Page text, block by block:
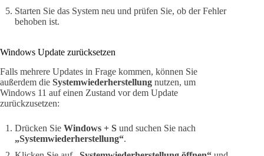
Starten Sie das System neu und prüfen Sie, ob der Fehler
behoben ist.
Windows Update zurücksetzen
Falls mehrere Updates in Frage kommen, können Sie
außerdem die Systemwiederherstellung nutzen, um
Windows 11 auf einen Zustand vor dem Update
zurückzusetzen:
Drücken Sie Windows + S und suchen Sie nach
„Systemwiederherstellung“.